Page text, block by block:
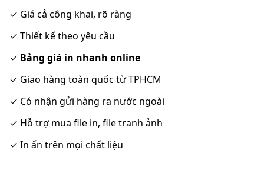
✓ Giá cả công khai, rõ ràng
✓ Thiết kế theo yêu cầu
✓ Bảng giá in nhanh online
✓ Giao hàng toàn quốc từ TPHCM
✓ Có nhận gửi hàng ra nước ngoài
✓ Hỗ trợ mua file in, file tranh ảnh
✓ In ấn trên mọi chất liệu